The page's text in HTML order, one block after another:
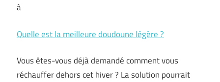
à
Quelle est la meilleure doudoune légère ?
Vous êtes-vous déjà demandé comment vous
réchauffer dehors cet hiver ? La solution pourrait